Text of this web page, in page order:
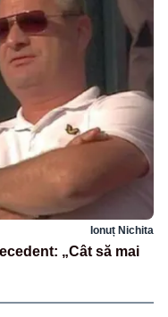
Ionuț Nichita
„Cât să mai